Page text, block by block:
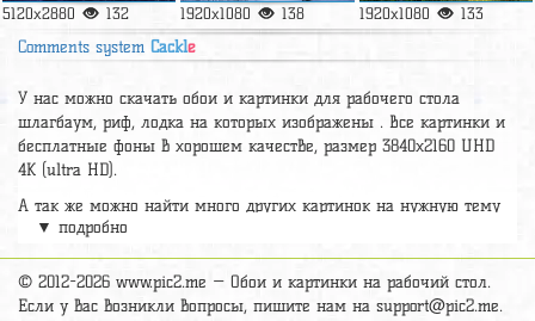
5120x2880 132 1920x1080 138 1920x1080 133
Comments system Cackle
У нас можно скачать обои и картинки для рабочего стола
шлагбаум, риф, лодка на которых изображены . Все картинки и
бесплатные фоны в хорошем качестве, размер 3840x2160 UHD
4К (ultra HD).
А так же можно найти много других картинок на нужную тему
разделобои Природа
большое количество красивых широкоформатных картинок, фото
и обоев хорошего hd качества бесплатно и на телефон.
▼ подробно
© 2012-2026 www.pic2.me — Обои и картинки на рабочий стол.
Если у вас возникли вопросы, пишите нам на support@pic2.me.